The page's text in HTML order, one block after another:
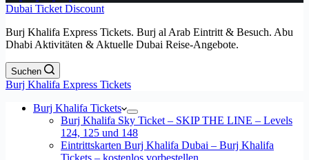
Dubai Ticket Discount
Burj Khalifa Express Tickets. Burj al Arab Eintritt & Besuch. Abu
Dhabi Aktivitäten & Aktuelle Dubai Reise-Angebote.
Suchen
Burj Khalifa Express Tickets
Burj Khalifa Tickets
Burj Khalifa Sky Ticket – SKIP THE LINE – Levels
124, 125 und 148
Eintrittskarten Burj Khalifa Dubai – Burj Khalifa
Tickets – kostenlos vorbestellen